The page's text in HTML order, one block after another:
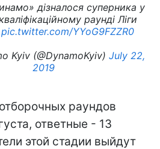
дізналося суперника у
раунді Ліги
pic.twitter.com/YYoG9FZZR0
Kyiv (@DynamoKyiv) July 22,
2019
раундов
ответные - 13
этой стадии выйдут